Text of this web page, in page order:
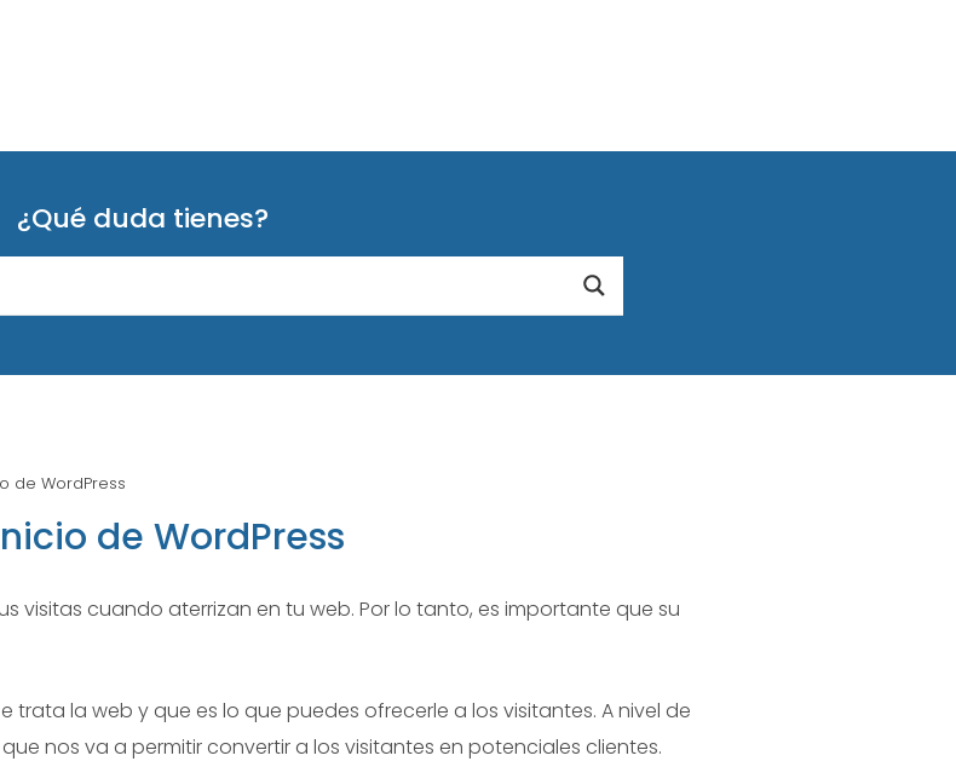
¿Qué duda tienes?
de WordPress
de WordPress
visitas cuando aterrizan en tu web. Por lo tanto, es importante que su
la web y que es lo que puedes ofrecerle a los visitantes. A nivel de
nos va a permitir convertir a los visitantes en potenciales clientes.